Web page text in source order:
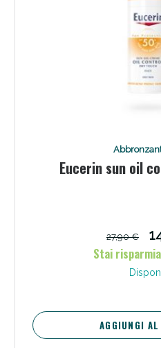
Eucerin sun oil
27,90 €
Stai
AGGIUNGI
Benessere Intestinale: